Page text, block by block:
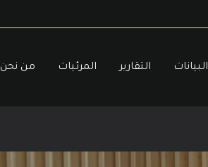
البيانات التقارير المرئيات من نحن